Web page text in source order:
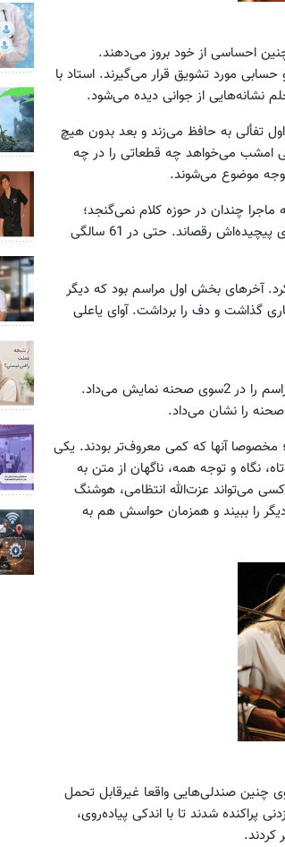
احساسی از خود بروز می‌دهند.
مورد تشویق قرار می‌گیرند. استاد با
نشانه‌هایی از جوانی دیده می‌شود.
تفألی به حافظ می‌زند و بعد بدون هیچ
امشب می‌خواهد چه قطعاتی را در چه
موضوع می‌شوند.
ماجرا چندان در حوزه کلام نمی‌گنجد؛
استاد دستش که به ساز گرم شد، تهمتن را هرطور که می‌خواست با مضراب‌های پیچیده‌اش رقصاند. حتی در 61 سالگی
آخرهای بخش اول مراسم بود که دیگر
گذاشت و دف را برداشت. آوای یاعلی
محلی که برای کنسرت آماده کرده بودند، دوتا ویدئوپروژکتور داشت که تصویر مراسم را در 2سوی صحنه نمایش می‌داد.
را نشان می‌داد.
آنها که کمی معروف‌تر بودند. یکی
نگاه و توجه همه، ناگهان از متن به
می‌تواند عزت‌الله انتظامی، هوشنگ
را ببیند و همزمان حواسش هم به
صندلی‌هایی واقعا غیرقابل تحمل
شدند تا با اندکی پیاده‌روی،
کردند.